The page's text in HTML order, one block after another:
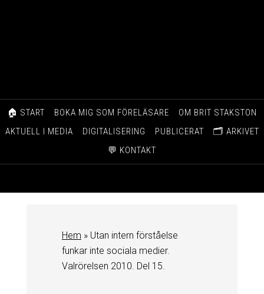
🏠 START BOKA MIG SOM FÖRELÄSARE
OM BRIT STAKSTON
AKTUELL I MEDIA
DIGITALISERING PUBLICERAT
🗂️ ARKIVET
💬 KONTAKT
Hem » Utan intern förståelse
funkar inte sociala medier.
Valrörelsen 2010. Del 15.